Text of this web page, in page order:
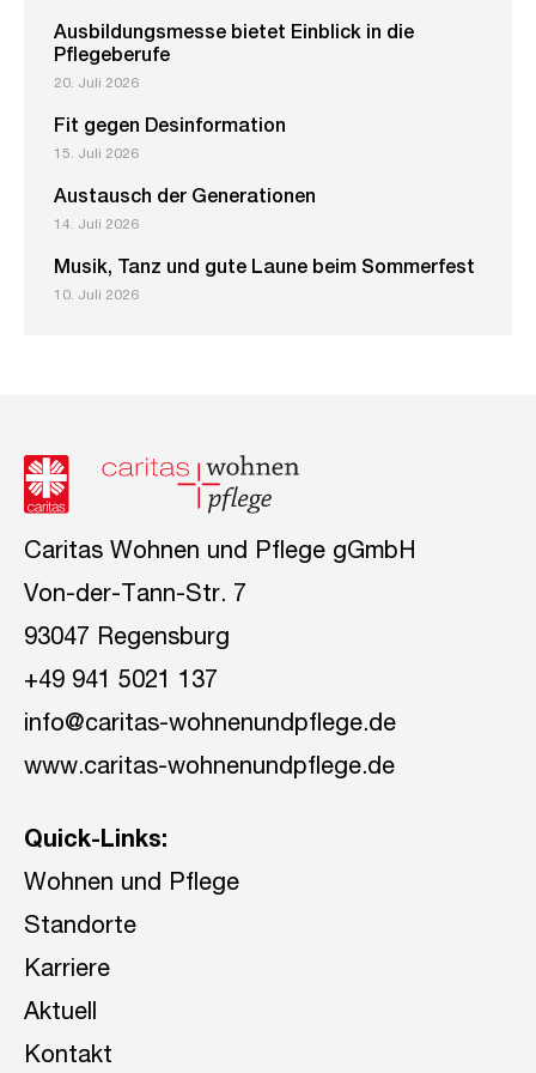
Ausbildungsmesse bietet Einblick in die
Pflegeberufe
20. Juli 2026
Fit gegen Desinformation
15. Juli 2026
Austausch der Generationen
14. Juli 2026
Musik, Tanz und gute Laune beim Sommerfest
10. Juli 2026
Caritas Wohnen und Pflege gGmbH
Von-der-Tann-Str. 7
93047 Regensburg
+49 941 5021 137
info@caritas-wohnenundpflege.de
www.caritas-wohnenundpflege.de
Quick-Links:
Wohnen und Pflege
Standorte
Karriere
Aktuell
Kontakt